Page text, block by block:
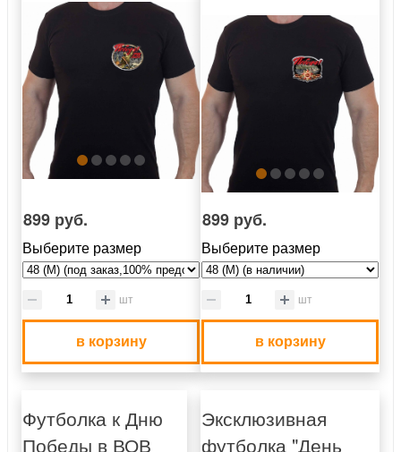
899 руб.
Выберите размер
шт
в корзину
899 руб.
Выберите размер
шт
в корзину
Футболка к Дню
Победы в ВОВ
Эксклюзивная
футболка "День